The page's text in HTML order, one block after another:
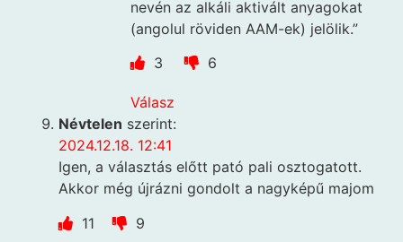
nevén az alkáli aktivált anyagokat
(angolul röviden AAM-ek) jelölik.”
3
6
Válasz
Névtelen szerint:
2024.12.18. 12:41
Igen, a választás előtt pató pali osztogatott.
Akkor még újrázni gondolt a nagyképű majom
11
9